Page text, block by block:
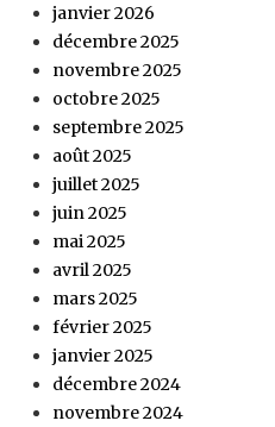
janvier 2026
décembre 2025
novembre 2025
octobre 2025
septembre 2025
août 2025
juillet 2025
juin 2025
mai 2025
avril 2025
mars 2025
février 2025
janvier 2025
décembre 2024
novembre 2024